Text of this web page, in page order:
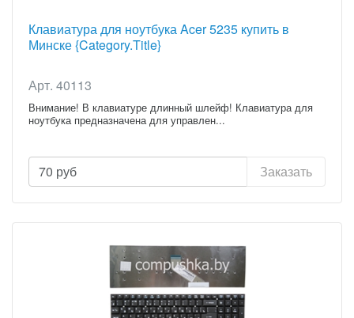
Клавиатура для ноутбука Acer 5235 купить в
Минске {Category.Title}
Арт. 40113
Внимание! В клавиатуре длинный шлейф! Клавиатура для
ноутбука предназначена для управлен...
70 руб Заказать